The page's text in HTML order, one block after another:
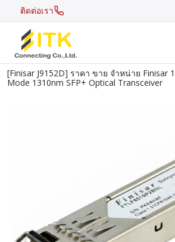
ติดต่อเรา
[Finisar J9152D] ราคา ขาย จำหน่าย Finisar
Mode 1310nm SFP+ Optical Transceiver